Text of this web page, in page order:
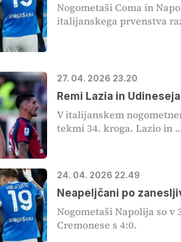
Nogometaši Coma in
italijanskega prvenstva
27. 04. 2026 23.20
Remi Lazia in
V italijanskem
tekmi 34. kroga. Lazio in
24. 04. 2026 22.49
Neapeljčani po
Nogometaši Napolija so
Cremonese s 4:0.